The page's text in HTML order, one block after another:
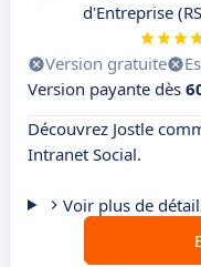
d'Entreprise
Version gratuite
Version payante dès
Découvrez Jostle
Intranet Social.
Voir plus de